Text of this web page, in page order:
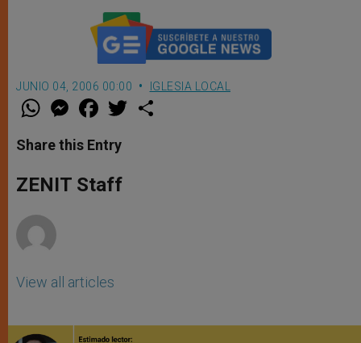
JUNIO 04, 2006 00:00 IGLESIA LOCAL
W
t
s
p
p
M
e
s
e
g
e
F
a
e
b
o
k
w
Share this Entry
ZENIT Staff
View all articles